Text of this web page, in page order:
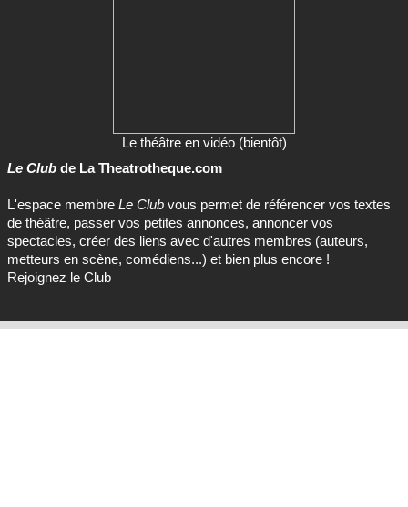
Le théâtre en vidéo (bientôt)
Le Club de La Theatrotheque.com
L'espace membre Le Club vous permet de référencer vos textes
de théâtre, passer vos petites annonces, annoncer vos
spectacles, créer des liens avec d'autres membres (auteurs,
metteurs en scène, comédiens...) et bien plus encore !
Rejoignez le Club